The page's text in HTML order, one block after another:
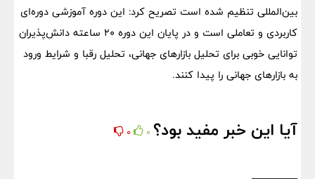
بین‌المللی تنظیم شده است تصریح کرد: این دوره آموزشی دوره‌ای
کاربردی و تعاملی است و در پایان این دوره 20 ساعته دانش‌پذیران
توانایی خوبی برای تحلیل بازارهای جهانی، تحلیل رقبا و شرایط ورود
به بازارهای جهانی را پیدا کنند.
آیا این خبر مفید بود؟ 0
0